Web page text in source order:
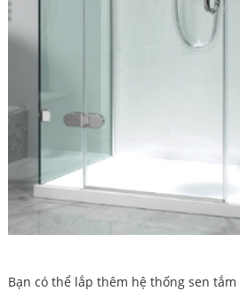
Bạn có thể lắp thêm hệ thống sen